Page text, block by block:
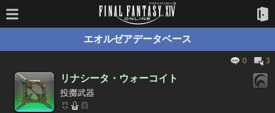
エオルゼアデータベース
0 3
リナシータ・ウォーコイト
投擲武器